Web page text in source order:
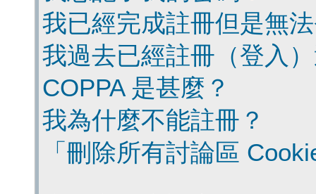
我已經完成註冊但是無
我過去已經註冊（登入
COPPA 是甚麼？
我為什麼不能註冊？
「刪除所有討論區